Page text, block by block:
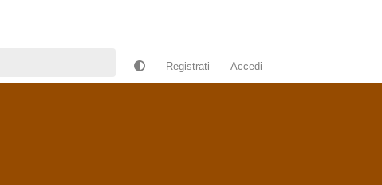
Registrati Accedi